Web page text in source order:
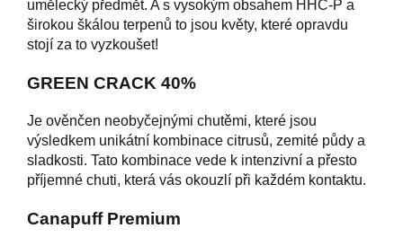
umělecký předmět. A s vysokým obsahem HHC-P a
širokou škálou terpenů to jsou květy, které opravdu
stojí za to vyzkoušet!
GREEN CRACK 40%
Je ověnčen neobyčejnými chutěmi, které jsou
výsledkem unikátní kombinace citrusů, zemité půdy a
sladkosti. Tato kombinace vede k intenzivní a přesto
příjemné chuti, která vás okouzlí při každém kontaktu.
Canapuff Premium